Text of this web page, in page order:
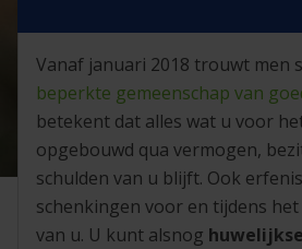
Vanaf januari 2018 trouwt men
beperkte gemeenschap van
betekent dat alles wat u voor
opgebouwd qua vermogen,
schulden van u blijft. Ook
schenkingen voor en tijdens
van u. U kunt alsnog